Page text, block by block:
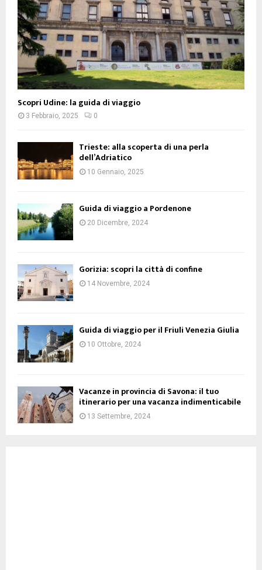
Scopri Udine: la guida di viaggio
3 Febbraio, 2025 0
Trieste: alla scoperta di una perla
dell’Adriatico
10 Gennaio, 2025
Guida di viaggio a Pordenone
20 Dicembre, 2024
Gorizia: scopri la città di confine
14 Novembre, 2024
Guida di viaggio per il Friuli Venezia Giulia
10 Ottobre, 2024
Vacanze in provincia di Savona: il tuo
itinerario per una vacanza indimenticabile
13 Settembre, 2024